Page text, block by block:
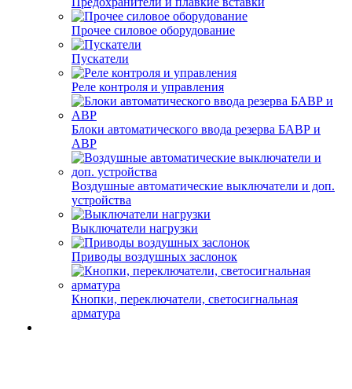
Прочее силовое оборудование
Пускатели
Реле контроля и управления
Блоки автоматического ввода резерва БАВР и
АВР
Воздушные автоматические выключатели и доп.
устройства
Выключатели нагрузки
Приводы воздушных заслонок
Кнопки, переключатели, светосигнальная
арматура